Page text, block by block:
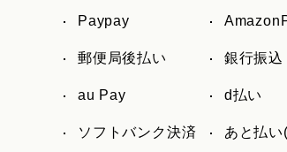
Paypay
郵便局後払い 銀行振込
au Pay d払い
ソフトバンク決済 あと払